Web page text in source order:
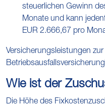
steuerlichen Gewinn
Monate und kann
EUR 2.666,67 pro
Versicherungsleistungen
Wie ist der
Die Höhe des